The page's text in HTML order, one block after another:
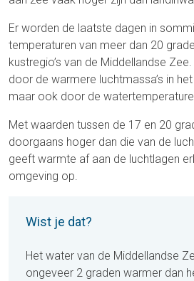
Er worden de laatste dagen in
temperaturen van meer dan 20
kustregio’s van de Middellandse
door de warmere luchtmassa’s in
maar ook door de
Met waarden tussen de 17 en 20
doorgaans hoger dan die van de
geeft warmte af aan de luchtlagen
omgeving op.
Wist je dat?
Het water van de Middellandse
ongeveer 2 graden warmer dan